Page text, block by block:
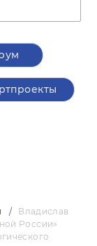
Владислав
России»